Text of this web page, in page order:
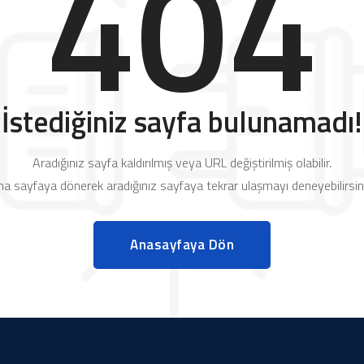
İstediğiniz sayfa bulunamadı!
Aradığınız sayfa kaldırılmış veya URL değiştirilmiş olabilir.
sayfaya dönerek aradığınız sayfaya tekrar ulaşmayı
Anasayfaya Dön